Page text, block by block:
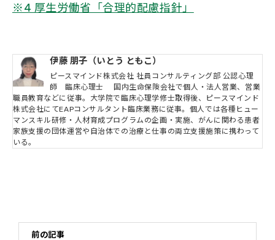
※4 厚生労働省「合理的配慮指針」
伊藤 朋子（いとう ともこ）
ピースマインド株式会社 社員コンサルティング部 公認心理
師 臨床心理士 国内生命保険会社で個人・法人営業、営業
職員教育などに従事。大学院で臨床心理学修士取得後、ピースマインド
株式会社にてEAPコンサルタント臨床業務に従事。個人では各種ヒュー
マンスキル研修・人材育成プログラムの企画・実施、がんに関わる患者
家族支援の団体運営や自治体での治療と仕事の両立支援施策に携わって
いる。
前の記事